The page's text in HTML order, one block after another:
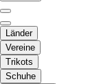
Länder
Vereine
Trikots
Schuhe